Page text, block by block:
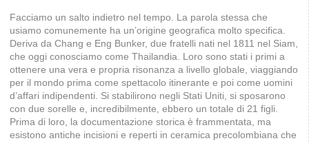
Facciamo un salto indietro nel tempo. La parola stessa che
usiamo comunemente ha un’origine geografica molto specifica.
Deriva da Chang e Eng Bunker, due fratelli nati nel 1811 nel Siam,
che oggi conosciamo come Thailandia. Loro sono stati i primi a
ottenere una vera e propria risonanza a livello globale, viaggiando
per il mondo prima come spettacolo itinerante e poi come uomini
d’affari indipendenti. Si stabilirono negli Stati Uniti, si sposarono
con due sorelle e, incredibilmente, ebbero un totale di 21 figli.
Prima di loro, la documentazione storica è frammentata, ma
esistono antiche incisioni e reperti in ceramica precolombiana che